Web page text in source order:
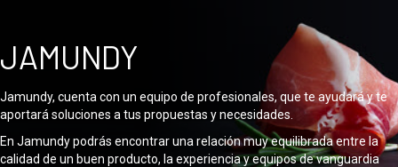
JAMUNDY
Jamundy, cuenta con un equipo de profesionales, que te ayudará y te
aportará soluciones a tus propuestas y necesidades.
En Jamundy podrás encontrar una relación muy equilibrada entre la
calidad de un buen producto, la experiencia y equipos de vanguardia